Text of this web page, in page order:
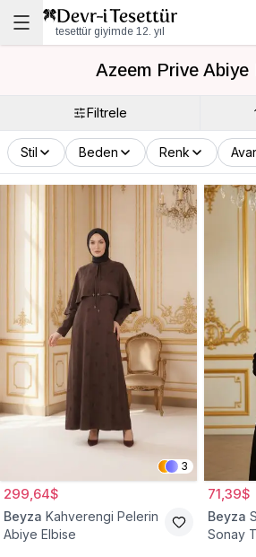
tesettür giyimde 12. yıl
Azeem Prive Abiye
Filtrele
Stil Beden Renk
3
299,64$
Beyza Kahverengi Pelerin
Abiye Elbise
71,39$
Beyza
Sonay